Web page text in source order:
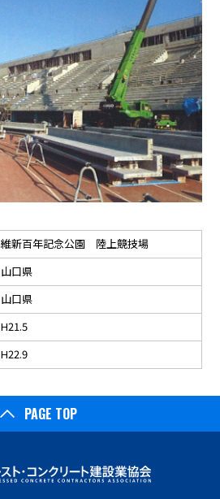
維新百年記念公園 陸上競技場
山口県
山口県
H21.5
H22.9
PAGE TOP